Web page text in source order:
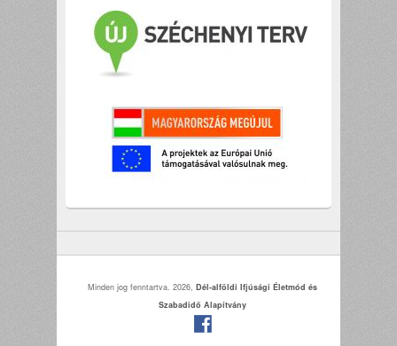
Minden jog fenntartva. 2026,Dél-alföldi Ifjúsági Életmód és
Szabadidő Alapítvány